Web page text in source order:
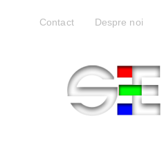
Contact Despre noi